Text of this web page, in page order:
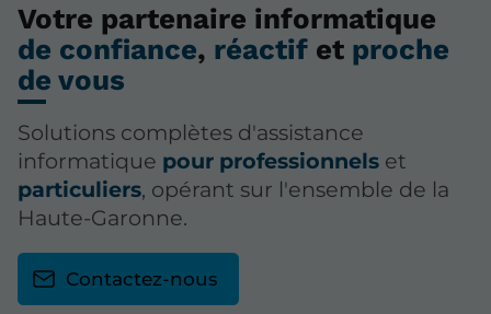
Votre partenaire informatique
de confiance, réactif et proche
de vous
Solutions complètes d'assistance
informatique pour professionnels et
particuliers, opérant sur l'ensemble de la
Haute-Garonne.
Contactez-nous